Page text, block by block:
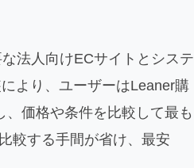
法人向けECサイトとシステ
より、ユーザーはLeaner購
価格や条件を比較して最も
較する手間が省け、最安